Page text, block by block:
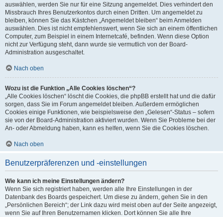
auswählen, werden Sie nur für eine Sitzung angemeldet. Dies verhindert den
Missbrauch Ihres Benutzerkontos durch einen Dritten. Um angemeldet zu
bleiben, können Sie das Kästchen „Angemeldet bleiben“ beim Anmelden
auswählen. Dies ist nicht empfehlenswert, wenn Sie sich an einem öffentlichen
Computer, zum Beispiel in einem Internetcafé, befinden. Wenn diese Option
nicht zur Verfügung steht, dann wurde sie vermutlich von der Board-
Administration ausgeschaltet.
Nach oben
Wozu ist die Funktion „Alle Cookies löschen“?
„Alle Cookies löschen“ löscht die Cookies, die phpBB erstellt hat und die dafür
sorgen, dass Sie im Forum angemeldet bleiben. Außerdem ermöglichen
Cookies einige Funktionen, wie beispielsweise den „Gelesen“-Status – sofern
sie von der Board-Administration aktiviert wurden. Wenn Sie Probleme bei der
An- oder Abmeldung haben, kann es helfen, wenn Sie die Cookies löschen.
Nach oben
Benutzerpräferenzen und -einstellungen
Wie kann ich meine Einstellungen ändern?
Wenn Sie sich registriert haben, werden alle Ihre Einstellungen in der
Datenbank des Boards gespeichert. Um diese zu ändern, gehen Sie in den
„Persönlichen Bereich“; der Link dazu wird meist oben auf der Seite angezeigt,
wenn Sie auf Ihren Benutzernamen klicken. Dort können Sie alle Ihre